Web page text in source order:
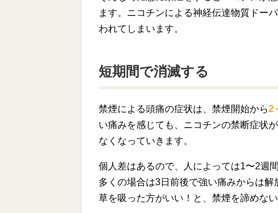
ます。ニコチンによる神経伝達物質ドー
われてしまいます。
短期間で消滅する
禁煙による頭痛の症状は、禁煙開始から2
い痛みを感じても、ニコチンの禁断症状
なくなっていきます。
個人差はあるので、人によっては1〜2週
多くの場合は3日前後で強い痛みからは
草を吸った方がいい！と、禁煙を諦めな